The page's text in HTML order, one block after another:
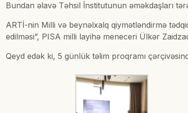
Bundan əlavə Təhsil İnstitutunun əməkdaşları
ARTİ-nin Milli və beynəlxalq qiymətləndirmə
edilməsi”, PISA milli layihə meneceri Ülkər
Qeyd edək ki, 5 günlük təlim proqramı